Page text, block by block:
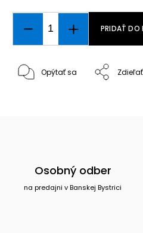
PRIDAŤ DO
Opýtať sa Zdieľať
Osobný odber
na predajni v Banskej Bystrici